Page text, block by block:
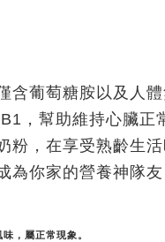
含葡萄糖胺以及人
，幫助維持心臟正
粉，在享受熟齡生活
為你家的營養神隊
，屬正常現象。